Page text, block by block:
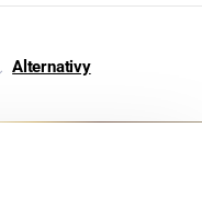
Alternativy